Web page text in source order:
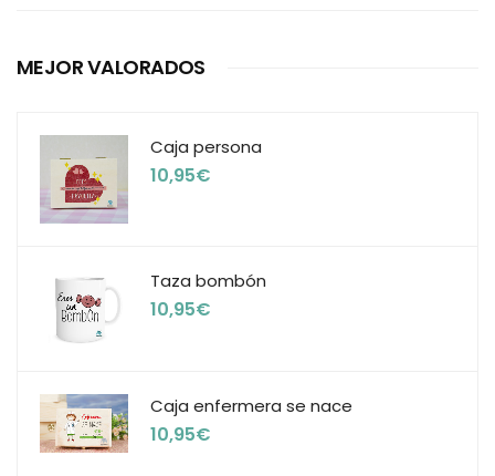
MEJOR VALORADOS
Caja persona
10,95€
Taza bombón
10,95€
Caja enfermera se nace
10,95€